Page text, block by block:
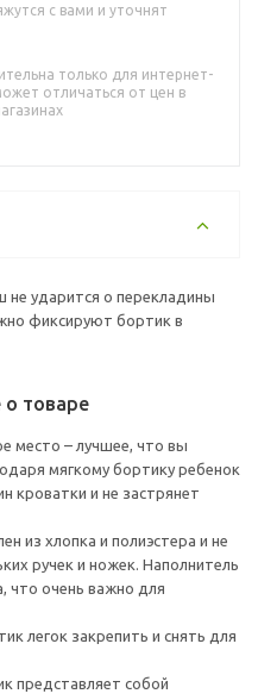
с вами и уточнят
только для интернет-
отличаться от цен в
ударится о перекладины
фиксируют бортик в
товаре
место – лучшее, что вы
мягкому бортику ребенок
кроватки и не застрянет
из хлопка и полиэстера и не
ручек и ножек. Наполнитель
что очень важно для
легок закрепить и снять для
представляет собой